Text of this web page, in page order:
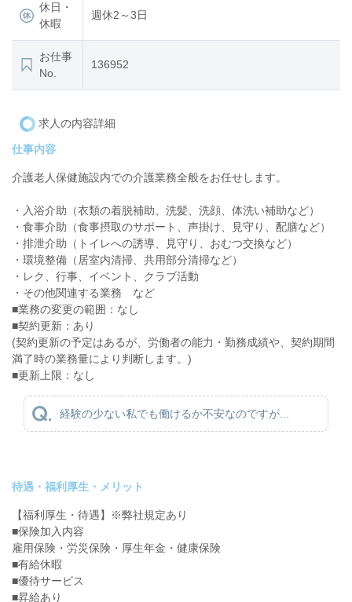
休日・
休暇
週休2～3日
お仕事
No.
136952
求人の内容詳細
仕事内容
介護老人保健施設内での介護業務全般をお任せします。
・入浴介助（衣類の着脱補助、洗髪、洗顔、体洗い補助など）
・食事介助（食事摂取のサポート、声掛け、見守り、配膳など）
・排泄介助（トイレへの誘導、見守り、おむつ交換など）
・環境整備（居室内清掃、共用部分清掃など）
・レク、行事、イベント、クラブ活動
・その他関連する業務 など
■業務の変更の範囲：なし
■契約更新：あり
(契約更新の予定はあるが、労働者の能力・勤務成績や、契約期間
満了時の業務量により判断します。)
■更新上限：なし
経験の少ない私でも働けるか不安なのですが...
待遇・福利厚生・メリット
【福利厚生・待遇】※弊社規定あり
■保険加入内容
雇用保険・労災保険・厚生年金・健康保険
■有給休暇
■優待サービス
■昇給あり